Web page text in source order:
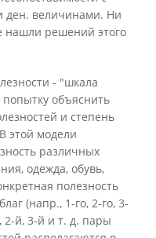
ден. величинами. Ни
нашли решений этого
- "шкала
объяснить
и степень
этой модели
различных
одежда, обувь,
полезность
(напр., 1-го, 2-го, 3-
2-й, 3-й и т. д. пары